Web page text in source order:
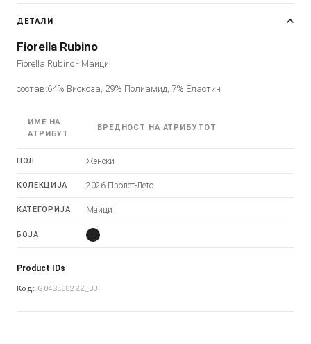
ДЕТАЛИ
Fiorella Rubino
Fiorella Rubino - Маици
состав:64% Вискоза, 29% Полиамид, 7% Еластин
ИМЕ НА
АТРИБУТ
ВРЕДНОСТ НА АТРИБУТОТ
ПОЛ Женски
КОЛЕКЦИЈА 2026 Пролет-Лето
КАТЕГОРИЈА Маици
БОЈА
Product IDs
Код: G04SL082ZZ_33